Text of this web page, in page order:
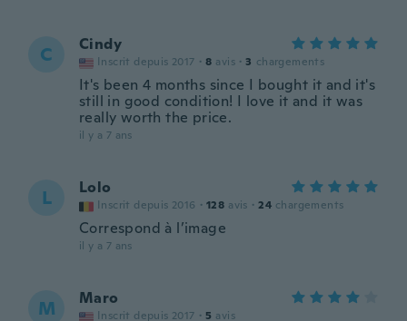
C Cindy
Inscrit depuis 2017 · 8 avis · 3 chargements
It's been 4 months since I bought it and it's
still in good condition! I love it and it was
really worth the price.
il y a 7 ans
L Lolo
Inscrit depuis 2016 · 128 avis · 24 chargements
Correspond à l’image
il y a 7 ans
M Maro
Inscrit depuis 2017 · 5 avis